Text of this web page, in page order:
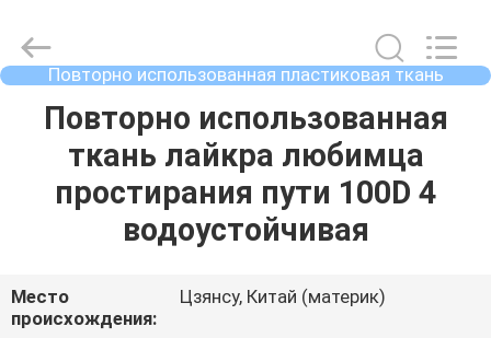
ДОМ
ПРОДУКТЫ
НАС
Jingang
Textile
Co.,Ltd.
All
Reserved.
Повторно использованная пластиковая ткань
бутылки
Повторно использованная
ткань лайкра любимца
простирания пути 100D 4
водоустойчивая
Место
происхождения:
Цзянсу, Китай (материк)